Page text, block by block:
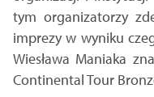
tym organizatorzy
imprezy w wyniku
Wiesława Maniaka
Continental Tour